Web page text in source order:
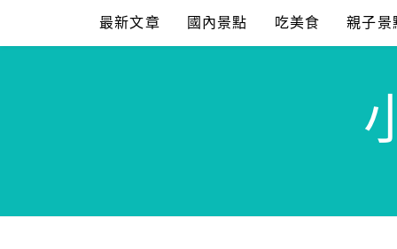
content
最新文章 國內景點 吃美食 親子景